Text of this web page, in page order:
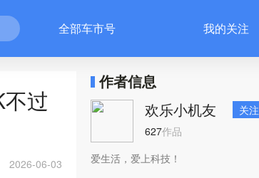
全部车市号 我的关注
过
2026-06-03
作者信息
欢乐小机友
关注
627作品
爱生活，爱上科技！